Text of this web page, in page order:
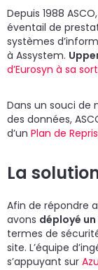
Depuis 1988
éventail de
systèmes
à Assystem.
d’Eurosyn à sa
Dans un souci de
des données,
d’un Plan de
La
Afin de répondre
avons déployé un
termes de
site. L’équipe
s’appuyant sur